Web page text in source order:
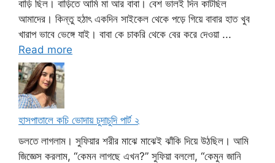
বাড়ি ছিল। বাড়িতে আমি মা আর বাবা। বেশ ভালই দিন কাটছিল
আমাদের। কিন্তু হঠাৎ একদিন সাইকেল থেকে পড়ে গিয়ে বাবার হাত খুব
খারাপ ভাবে ভেঙ্গে যাই। বাবা কে চাকরি থেকে বের করে দেওয়া ...
Read more
হাসপাতালে কচি ভোদায় চুদাচুদি পার্ট ২
ডলতে লাগলাম। সুফিয়ার শরীর মাঝে মাঝেই ঝাঁকি দিয়ে উঠছিল। আমি
জিজ্ঞেস করলাম, “কেমন লাগছে এখন?” সুফিয়া বললো, “কেমুন জানি